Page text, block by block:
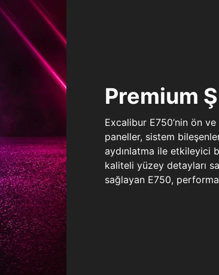
Premium
Excalibur E750’nin ön
paneller, sistem
aydınlatma ile etkileyici
kaliteli yüzey detayları
sağlayan E750,